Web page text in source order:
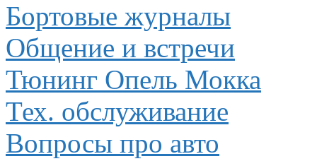
Бортовые журналы
Общение и встречи
Тюнинг Опель Мокка
Тех. обслуживание
Вопросы про авто